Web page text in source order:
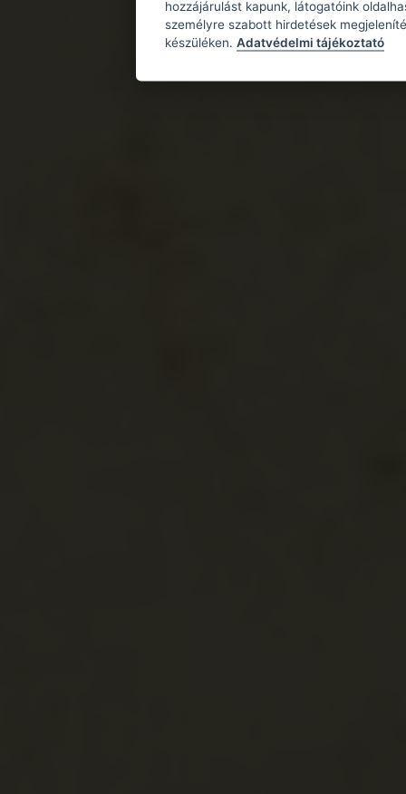
hozzájárulást kapunk, látogatóink
személyre szabott hirdetések
készüléken. Adatvédelmi tájékoztató